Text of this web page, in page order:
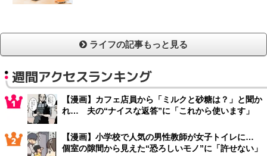
ライフの記事もっと見る
週間アクセスランキング
【漫画】カフェ店員から「ミルクと砂糖は？」と聞か
れ… 夫の“ナイスな返答”に「これから使います」
【漫画】小学校で人気の男性教師が女子トイレに…
個室の隙間から見えた“恐ろしいモノ”に「許せない」